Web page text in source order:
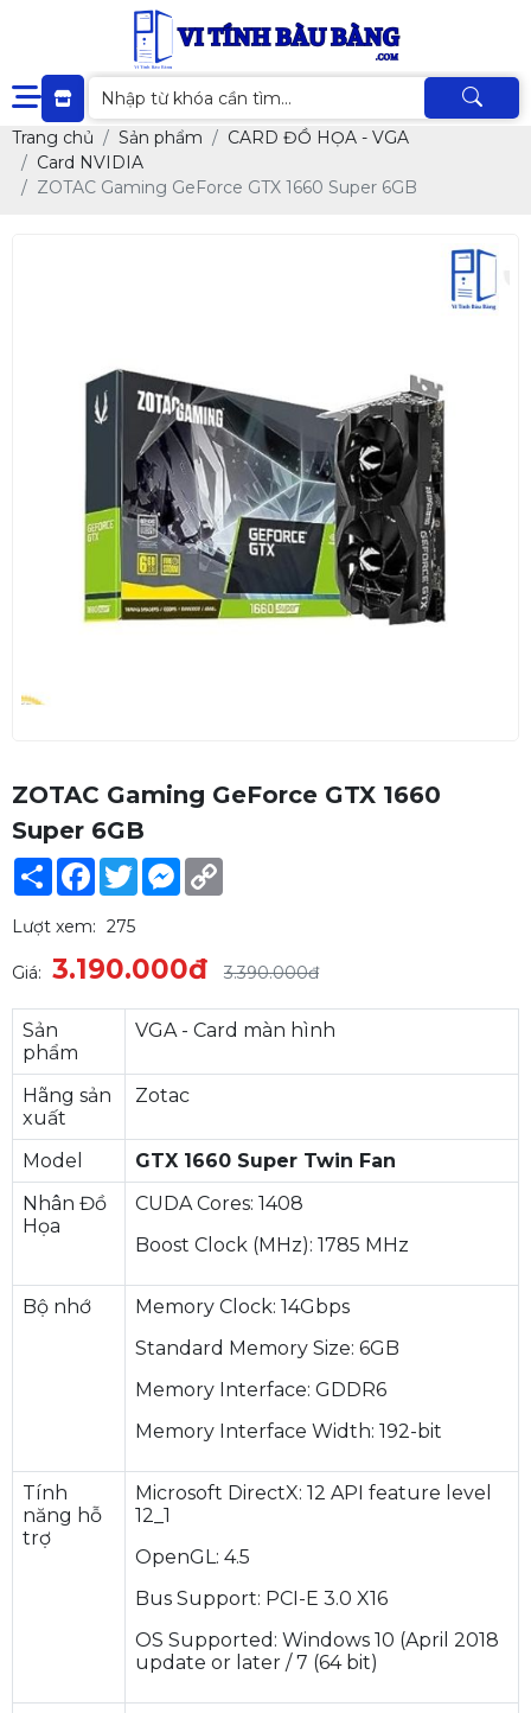
Trang chủ Sản phẩm
CARD ĐỒ HỌA - VGA
Card NVIDIA
ZOTAC Gaming GeForce GTX 1660 Super 6GB
ZOTAC Gaming GeForce GTX 1660
Super 6GB
Share Facebook
TwitterMessenger
Lượt xem: 275
Giá: 3.190.000đ 3.390.000đ
Sản
phẩm
VGA - Card màn hình
Hãng sản
xuất
Zotac
Model
GTX 1660 Super Twin Fan
Nhân Đồ
Họa
CUDA Cores: 1408
Boost Clock (MHz): 1785 MHz
Bộ nhớ
Memory Clock: 14Gbps
Standard Memory Size: 6GB
Memory Interface: GDDR6
Memory Interface Width: 192-bit
Tính
năng hỗ
trợ
Microsoft DirectX: 12 API feature level
12_1
OpenGL: 4.5
Bus Support: PCI-E 3.0 X16
OS Supported: Windows 10 (April 2018
update or later / 7 (64 bit)